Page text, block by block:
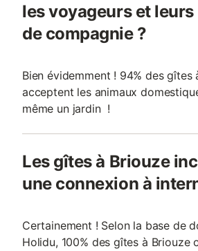
les voyageurs et
de compagnie ?
Bien évidemment ! 94% des gîtes
acceptent les animaux
même un jardin !
Les gîtes à Briouze
une connexion à
Certainement ! Selon la base de
Holidu, 100% des gîtes à Briouze